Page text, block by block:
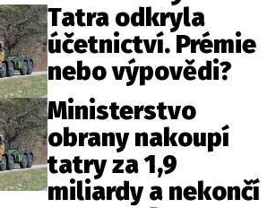
ELEKTRO
NOVINKY ZE SVĚTA EV
TESTY ELEKTROMOBILŮ
TRH S ELEKTROMOBILY
RALLY
OSTATNÍ
Tatra odkryla
účetnictví. Prémie
nebo výpovědi?
Ministerstvo
obrany nakoupí
tatry za 1,9
miliardy a nekončí